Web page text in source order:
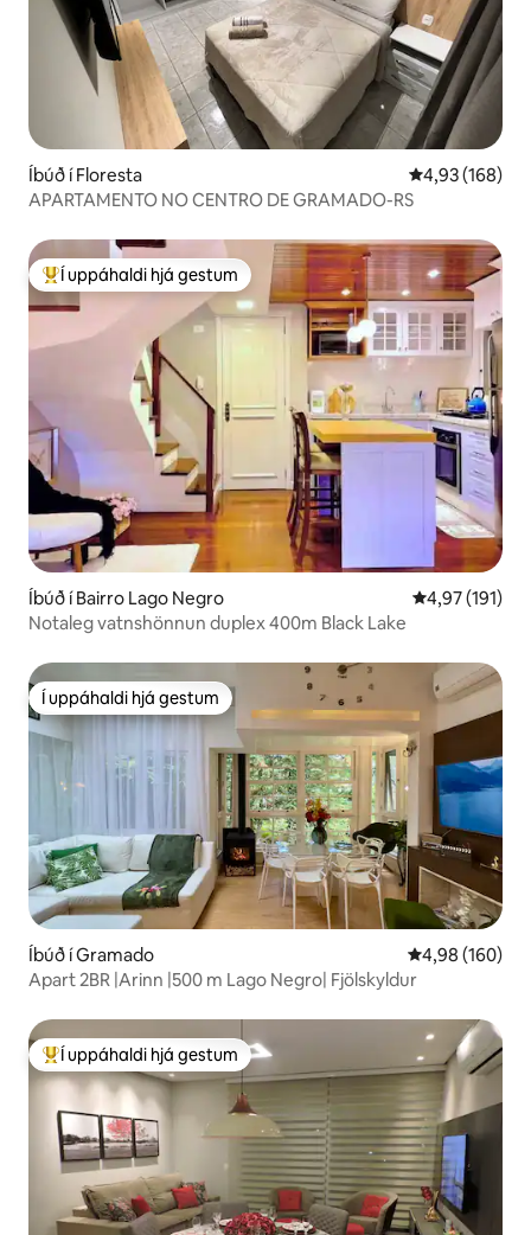
Íbúð í Floresta 4,93 af 5 í
4,93 (168)
APARTAMENTO NO CENTRO DE GRAMADO-RS
Í mestu uppáhaldi hjá gestum
Í uppáhaldi hjá gestum
Íbúð í Bairro Lago Negro 4,97 af 5 í
4,97 (191)
Notaleg vatnshönnun duplex 400m Black Lake
Í uppáhaldi hjá gestum
Í uppáhaldi hjá gestum
Íbúð í Gramado 4,98 af 5 í
4,98 (160)
Apart 2BR |Arinn |500 m Lago Negro| Fjölskyldur
Í mestu uppáhaldi hjá gestum
Í uppáhaldi hjá gestum